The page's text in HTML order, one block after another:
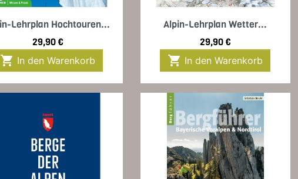
Vorschau
Lehrplan Hochtouren...
Preis
29,90 €
 In den Warenkorb
Vorschau
Alpin-Lehrplan Wetter...
Preis
29,90 €
 In den Warenkorb